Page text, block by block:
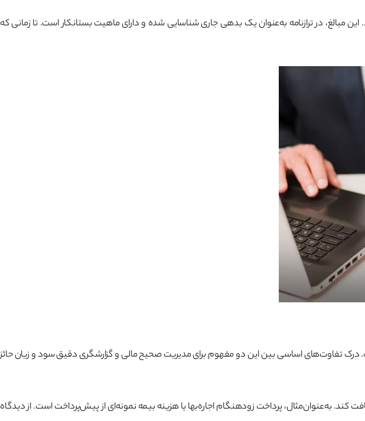
مبالغ، در ترازنامه به‌عنوان یک بدهی جاری شناسایی شده و دارای ماهیت بستانکار است. تا زمانی که
تفاوت‌های اساسی بین این دو مفهوم برای مدیریت صحیح مالی و گزارشگری دقیق سود و زیان حائز
کند. به‌عنوان‌مثال، پرداخت زودهنگام اجاره‌بها یا هزینه بیمه نمونه‌ای از پیش‌پرداخت است. از دیدگاه